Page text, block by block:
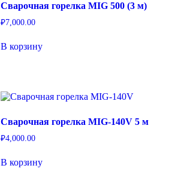
Сварочная горелка MIG 500 (3 м)
₽7,000.00
В корзину
Сварочная горелка MIG-140V 5 м
₽4,000.00
В корзину